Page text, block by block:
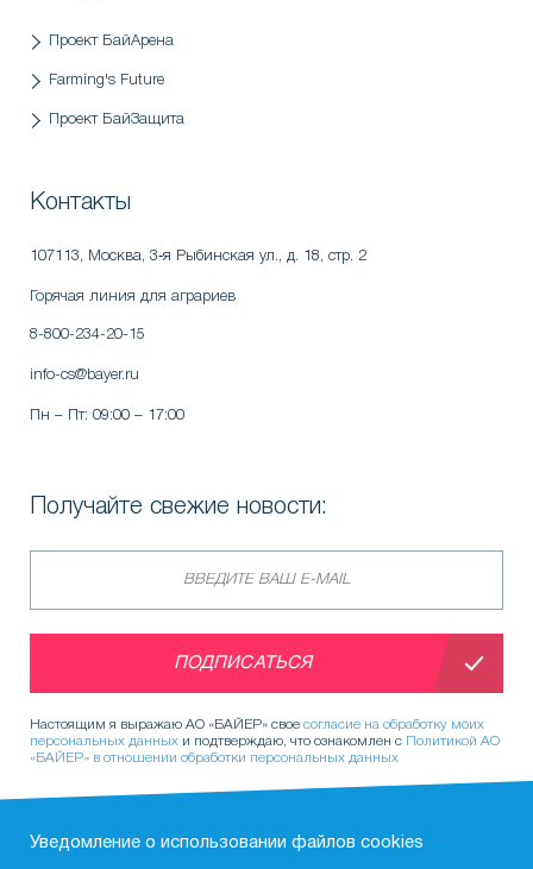
Проект БайАрена
Farming's Future
Проект БайЗащита
Контакты
107113, Москва, 3‑я Рыбинская ул., д. 18, стр. 2
Горячая линия для аграриев
8-800-234-20-15
info-cs@bayer.ru
Пн – Пт: 09:00 – 17:00
Получайте свежие новости:
ПОДПИСАТЬСЯ
Настоящим я выражаю АО «БАЙЕР» свое согласие на обработку моих
персональных данных и подтверждаю, что ознакомлен с Политикой АО
«БАЙЕР» в отношении обработки персональных данных
Уведомление о использовании фaйлов cookies